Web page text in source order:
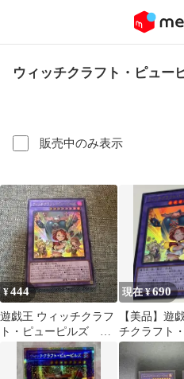
ウィッチクラフト・ピュー
販売中のみ表示
¥444
遊戯王 ウィッチクラフ
ト・ピューピルズ ウ
ルトラレア
現在 ¥690
【美品】遊
チクラフト
ルズ ウルト